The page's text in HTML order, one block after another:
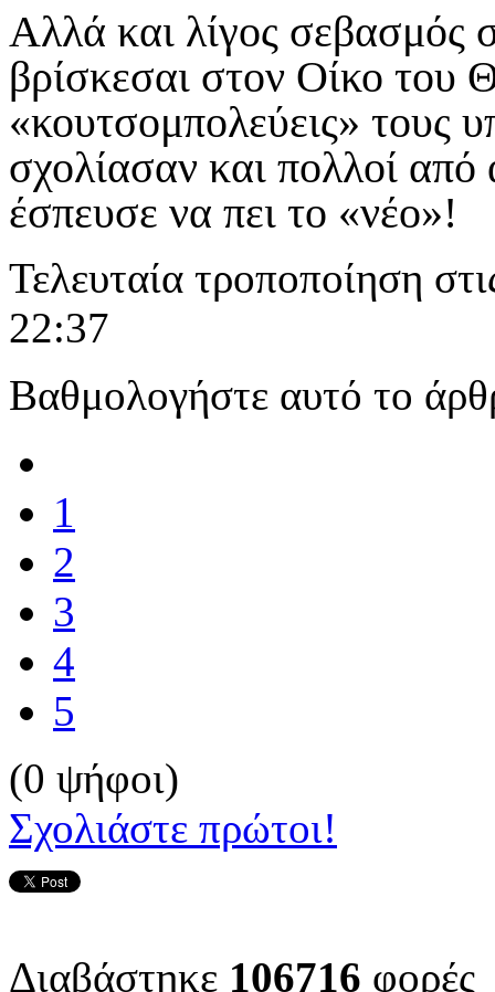
Αλλά και λίγος σεβασμός
βρίσκεσαι στον Οίκο του
«κουτσομπολεύεις» τους
σχολίασαν και πολλοί
έσπευσε να πει το «νέο»!
Τελευταία τροποποίηση
22:37
Βαθμολογήστε αυτό το
1
2
3
4
5
(0 ψήφοι)
Σχολιάστε πρώτοι!
Διαβάστηκε 106716 φορές